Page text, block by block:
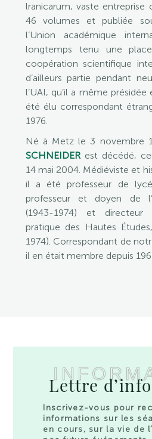
lranicarum, vaste entreprise
46 volumes et publiée
l’Union académique
longtemps tenu une
coopération scientifique
d’ailleurs partie pendant
l’UAI, qu’il a même
été élu correspondant
1976.
Né à Metz le 3 novembre
SCHNEIDERest décédé,
14 mai 2004. Médiéviste et
il a été professeur de
professeur et doyen de
(1943-1974) et directeur
pratique des Hautes
1974). Correspondant de
il en était membre depuis
Lettre
Inscrivez-vous pour
informations sur les
en cours, sur la vie de